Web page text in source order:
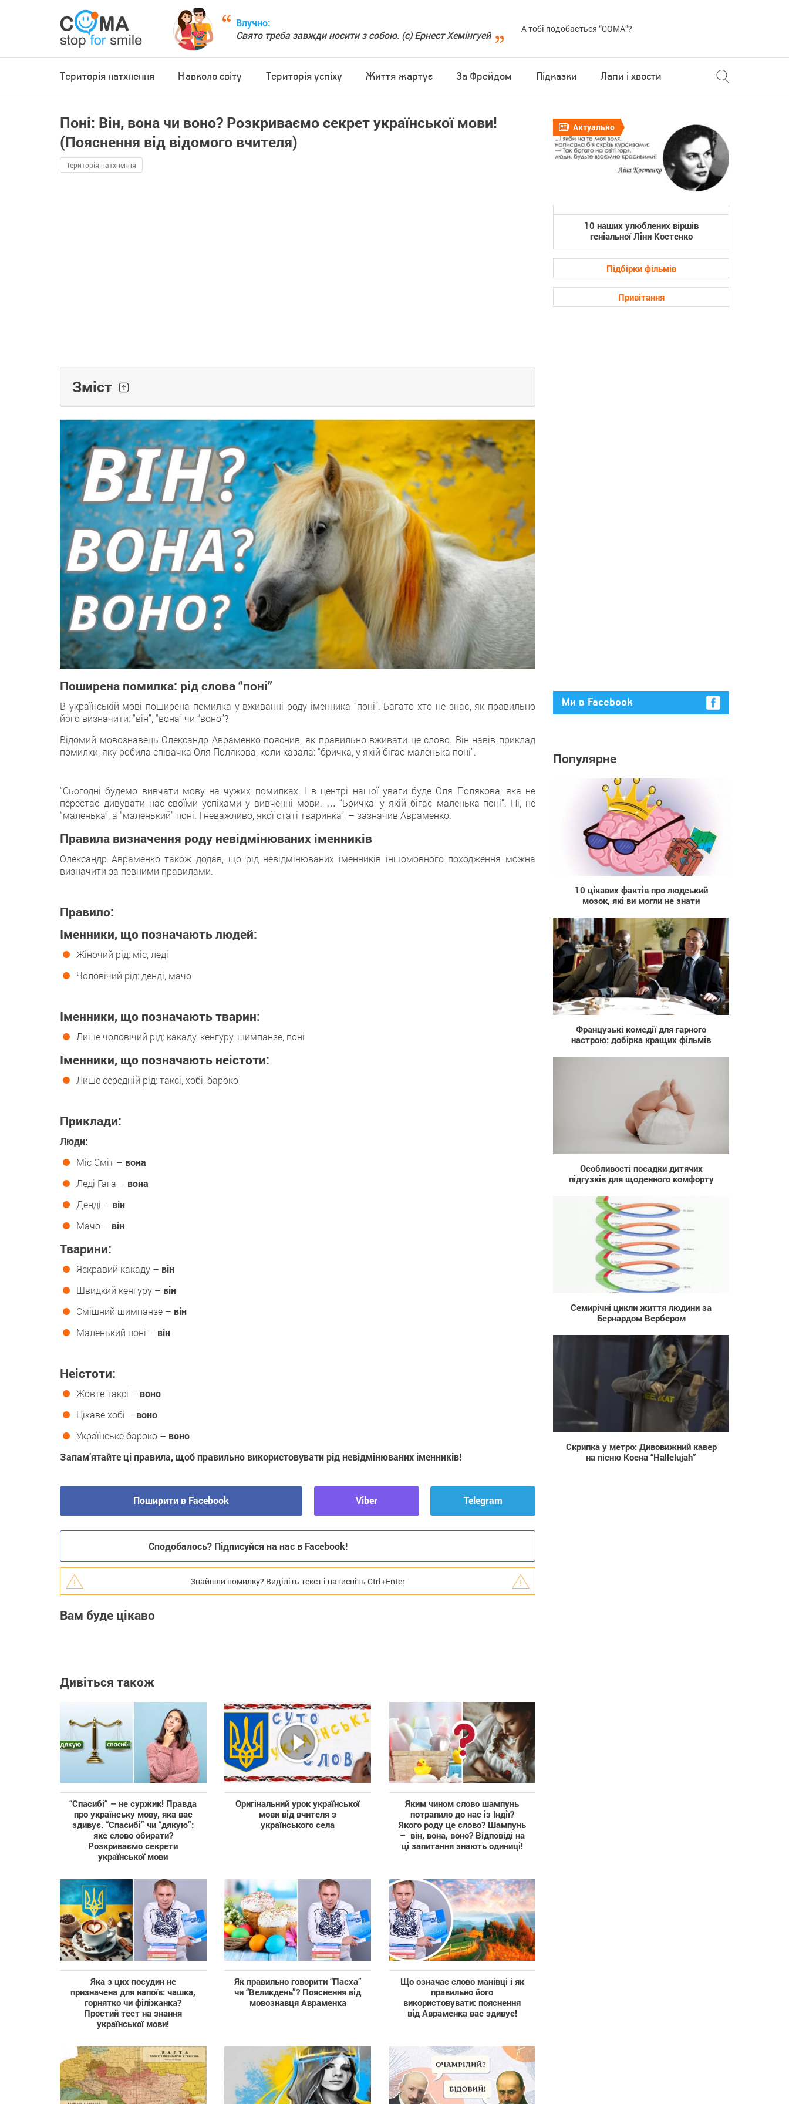
Влучно:
Свято треба завжди носити з собою. (с) Ернест Хемінгуей
А тобі подобається “COMA”?
Територія натхнення Навколо світу Територія успіху Життя жартує За Фрейдом Підказки Лапи і хвости
Поні: Він, вона чи воно? Розкриваємо секрет української мови!
(Пояснення від відомого вчителя)
Територія натхнення
Зміст
Поширена помилка: рід слова “поні”
В українській мові поширена помилка у вживанні роду іменника “поні”. Багато хто не знає, як правильно
його визначити: “він”, “вона” чи “воно”?
Відомий мовознавець Олександр Авраменко пояснив, як правильно вживати це слово. Він навів приклад
помилки, яку робила співачка Оля Полякова, коли казала: “бричка, у якій бігає маленька поні”.
“Сьогодні будемо вивчати мову на чужих помилках. І в центрі нашої уваги буде Оля Полякова, яка не
перестає дивувати нас своїми успіхами у вивченні мови. … “Бричка, у якій бігає маленька поні”. Ні, не
“маленька”, а “маленький” поні. І неважливо, якої статі тваринка”, – зазначив Авраменко.
Правила визначення роду невідмінюваних іменників
Олександр Авраменко також додав, що рід невідмінюваних іменників іншомовного походження можна
визначити за певними правилами.
Правило:
Іменники, що позначають людей:
Жіночий рід: міс, леді
Чоловічий рід: денді, мачо
Іменники, що позначають тварин:
Лише чоловічий рід: какаду, кенгуру, шимпанзе, поні
Іменники, що позначають неістоти:
Лише середній рід: таксі, хобі, бароко
Приклади:
Люди:
Міс Сміт – вона
Леді Гага – вона
Денді – він
Мачо – він
Тварини:
Яскравий какаду – він
Швидкий кенгуру – він
Смішний шимпанзе – він
Маленький поні – він
Неістоти:
Жовте таксі – воно
Цікаве хобі – воно
Українське бароко – воно
Запам’ятайте ці правила, щоб правильно використовувати рід невідмінюваних іменників!
Поширити в Facebook Viber Telegram
Сподобалось? Підписуйся на нас в Facebook!
Знайшли помилку? Виділіть текст і натисніть Ctrl+Enter
Вам буде цікаво
Дивіться також
“Спасибі” – не суржик! Правда
про українську мову, яка вас
здивує. “Спасибі” чи “дякую”:
яке слово обирати?
Розкриваємо секрети
української мови
Оригінальний урок української
мови від вчителя з
українського села
Яким чином слово шампунь
потрапило до нас із Індії?
Якого роду це слово? Шампунь
– він, вона, воно? Відповіді на
ці запитання знають одиниці!
Яка з цих посудин не
призначена для напоїв: чашка,
горнятко чи філіжанка?
Простий тест на знання
української мови!
Як правильно говорити “Пасха”
чи “Великдень”? Пояснення від
мовознавця Авраменка
Що означає слово манівці і як
правильно його
використовувати: пояснення
від Авраменка вас здивує!
Актуально
10 наших улюблених віршів
геніальної Ліни Костенко
Підбірки фільмів
Привітання
Ми в Facebook
Популярне
15 727
10 цікавих фактів про людський
мозок, які ви могли не знати
73
Французькі комедії для гарного
настрою: добірка кращих фільмів
Особливості посадки дитячих
підгузків для щоденного комфорту
Семирічні цикли життя людини за
Бернардом Вербером
557
Скрипка у метро: Дивовижний кавер
на пісню Коена “Hallelujah”